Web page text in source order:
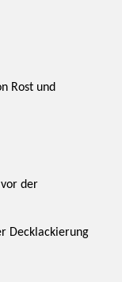
Rost und
der
Decklackierung